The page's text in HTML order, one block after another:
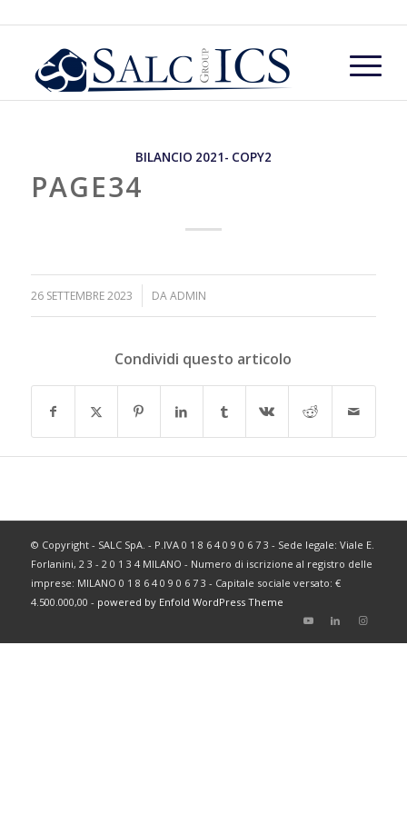
BILANCIO 2021- COPY2
PAGE34
26 SETTEMBRE 2023
/ DAADMIN
Condividi questo articolo
© Copyright - SALC SpA. - P.IVA 0 1 8 6 4 0 9 0 6 7 3 - Sede legale: Viale E.
Forlanini, 2 3 - 2 0 1 3 4 MILANO - Numero di iscrizione al registro delle
imprese: MILANO 0 1 8 6 4 0 9 0 6 7 3 - Capitale sociale versato: €
4.500.000,00 - powered by Enfold WordPress Theme